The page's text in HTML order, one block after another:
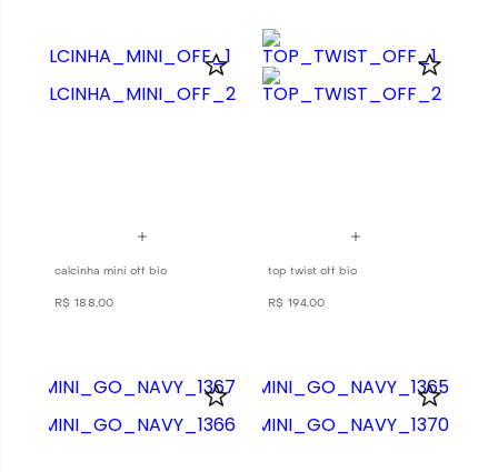
calcinha mini off bio
R$ 188,00
top twist off bio
R$ 194,00